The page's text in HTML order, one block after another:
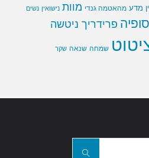
מדע מהאטמה גנדי מוות נישואין נשים
פרידריך ניטשה
שמחה שנאה שקר
חפשו